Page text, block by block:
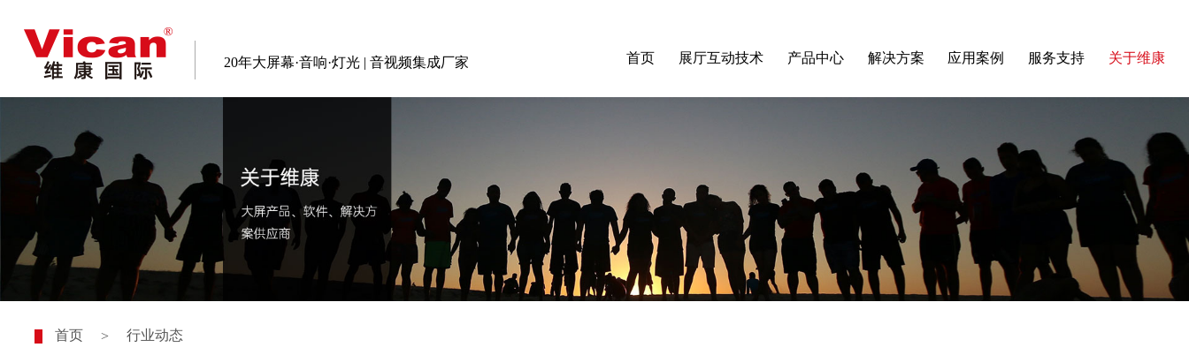
20年大屏幕·音响·灯光 | 音视频集成厂家 首页 展厅互动技术 产品中心 解决方案 应用案例 服务支持 关于维康
首页 > 行业动态